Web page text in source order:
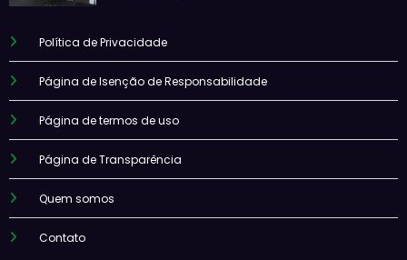
Política de Privacidade
Página de Isenção de Responsabilidade
Página de termos de uso
Página de Transparência
Quem somos
Contato